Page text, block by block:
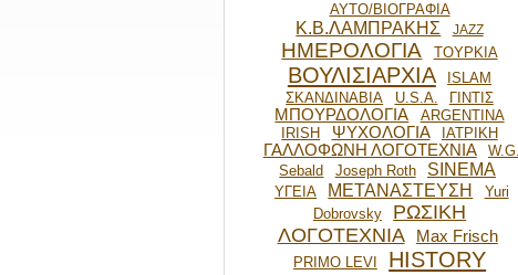
ΑΥΤΟ/ΒΙΟΓΡΑΦΙΑ
Κ.Β.ΛΑΜΠΡΑΚΗΣ JAZZ
ΗΜΕΡΟΛΟΓΙΑ ΤΟΥΡΚΙΑ
ΒΟΥΛΙΣΙΑΡΧΙΑ
ISLAM
ΣΚΑΝΔΙΝΑΒΙΑ
U.S.A. ΓΙΝΤΙΣ
ΜΠΟΥΡΔΟΛΟΓΙΑ
ARGENTINA
IRISH
ΨΥΧΟΛΟΓΙΑ ΙΑΤΡΙΚΗ
ΓΑΛΛΟΦΩΝΗ ΛΟΓΟΤΕΧΝΙΑ
W.G.
Sebald
Joseph Roth SINEMA
ΥΓΕΙΑ ΜΕΤΑΝΑΣΤΕΥΣΗ
Yuri
Dobrovsky
ΡΩΣΙΚΗ
ΛΟΓΟΤΕΧΝΙΑ
Max Frisch
PRIMO LEVI HISTORY